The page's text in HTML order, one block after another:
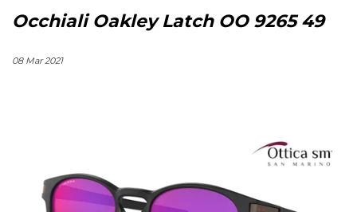
Occhiali Oakley Latch OO 9265 49
08 Mar 2021